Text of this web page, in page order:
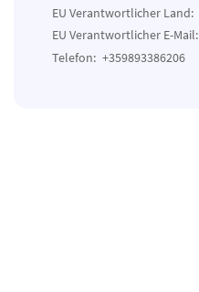
EU Verantwortlicher Land:
EU Verantwortlicher E-Mail:
Telefon: +359893386206